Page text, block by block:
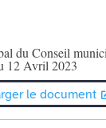
du Conseil
12 Avril 2023
le document